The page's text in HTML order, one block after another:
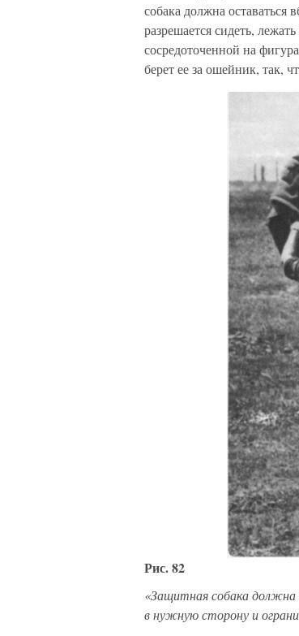
собака должна оставаться
разрешается сидеть,
сосредоточенной на
берет ее за ошейник, так,
Рис. 82
«Защитная собака должна
в нужную сторону и